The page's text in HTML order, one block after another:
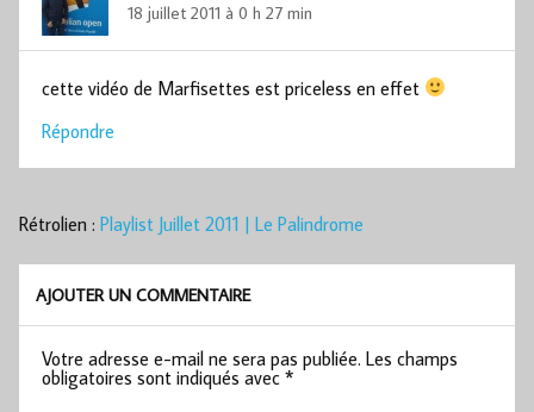
18 juillet 2011 à 0 h 27 min
cette vidéo de Marfisettes est priceless en effet
Répondre
Rétrolien : Playlist Juillet 2011 | Le Palindrome
AJOUTER UN COMMENTAIRE
Votre adresse e-mail ne sera pas publiée. Les champs
obligatoires sont indiqués avec*